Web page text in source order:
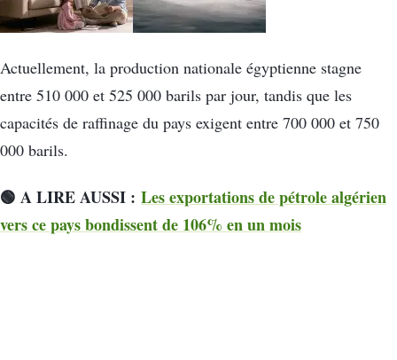
Actuellement, la production nationale égyptienne stagne
entre 510 000 et 525 000 barils par jour, tandis que les
capacités de raffinage du pays exigent entre 700 000 et 750
000 barils.
🟢 A LIRE AUSSI : Les exportations de pétrole algérien
vers ce pays bondissent de 106% en un mois